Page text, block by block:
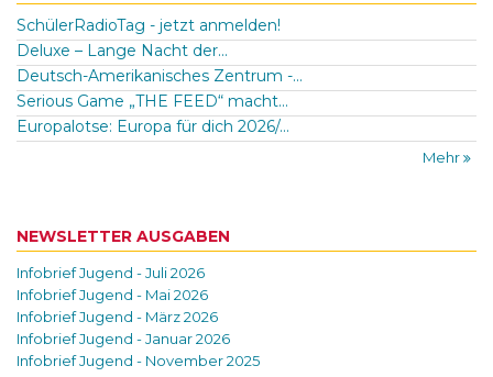
SchülerRadioTag - jetzt anmelden!
Deluxe – Lange Nacht der...
Deutsch-Amerikanisches Zentrum -...
Serious Game „THE FEED“ macht...
Europalotse: Europa für dich 2026/...
Mehr
NEWSLETTER AUSGABEN
Infobrief Jugend - Juli 2026
Infobrief Jugend - Mai 2026
Infobrief Jugend - März 2026
Infobrief Jugend - Januar 2026
Infobrief Jugend - November 2025